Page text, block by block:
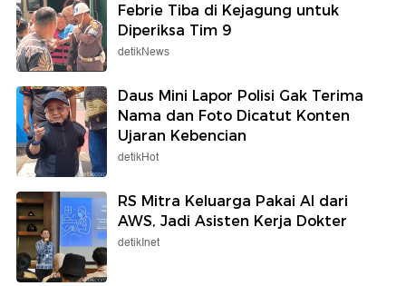
Febrie Tiba di Kejagung untuk
Diperiksa Tim 9
detikNews
Daus Mini Lapor Polisi Gak Terima
Nama dan Foto Dicatut Konten
Ujaran Kebencian
detikHot
RS Mitra Keluarga Pakai AI dari
AWS, Jadi Asisten Kerja Dokter
detikInet